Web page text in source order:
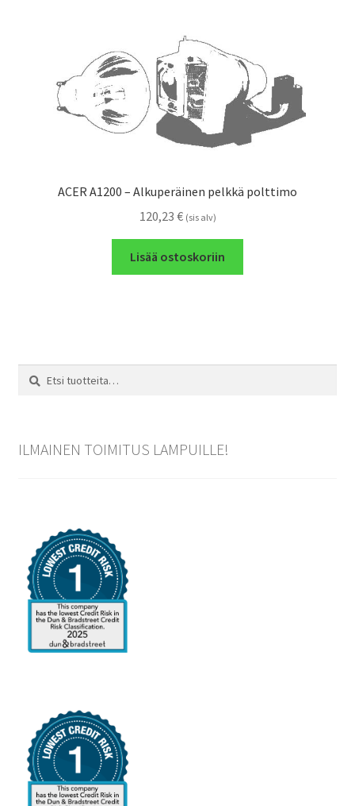
ACER A1200 – Alkuperäinen pelkkä polttimo
120,23 € (sis alv)
Lisää ostoskoriin
Etsi:
Haku
ILMAINEN TOIMITUS LAMPUILLE!